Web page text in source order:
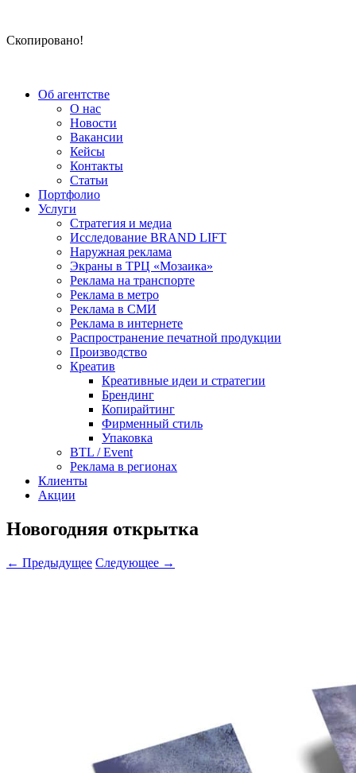
Скопировано!
Об агентстве
О нас
Новости
Вакансии
Кейсы
Контакты
Статьи
Портфолио
Услуги
Стратегия и медиа
Исследование BRAND LIFT
Наружная реклама
Экраны в ТРЦ «Мозаика»
Реклама на транспорте
Реклама в метро
Реклама в СМИ
Реклама в интернете
Распространение печатной продукции
Производство
Креатив
Креативные идеи и стратегии
Брендинг
Копирайтинг
Фирменный стиль
Упаковка
BTL / Event
Реклама в регионах
Клиенты
Акции
Новогодняя открытка
← Предыдущее Следующее →